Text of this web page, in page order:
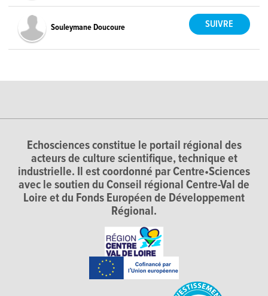
Souleymane Doucoure
Echosciences constitue le portail régional des
acteurs de culture scientifique, technique et
industrielle. Il est coordonné par Centre•Sciences
avec le soutien du Conseil régional Centre-Val de
Loire et du Fonds Européen de Développement
Régional.